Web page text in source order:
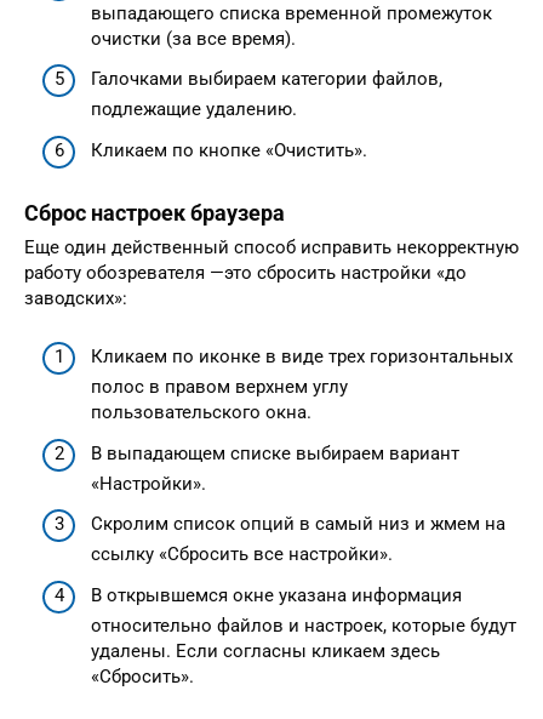
выпадающего списка временной промежуток
очистки (за все время).
Галочками выбираем категории файлов,
подлежащие удалению.
Кликаем по кнопке «Очистить».
Сброс настроек браузера
Еще один действенный способ исправить некорректную
работу обозревателя —это сбросить настройки «до
заводских»:
Кликаем по иконке в виде трех горизонтальных
полос в правом верхнем углу
пользовательского окна.
В выпадающем списке выбираем вариант
«Настройки».
Скролим список опций в самый низ и жмем на
ссылку «Сбросить все настройки».
В открывшемся окне указана информация
относительно файлов и настроек, которые будут
удалены. Если согласны кликаем здесь
«Сбросить».